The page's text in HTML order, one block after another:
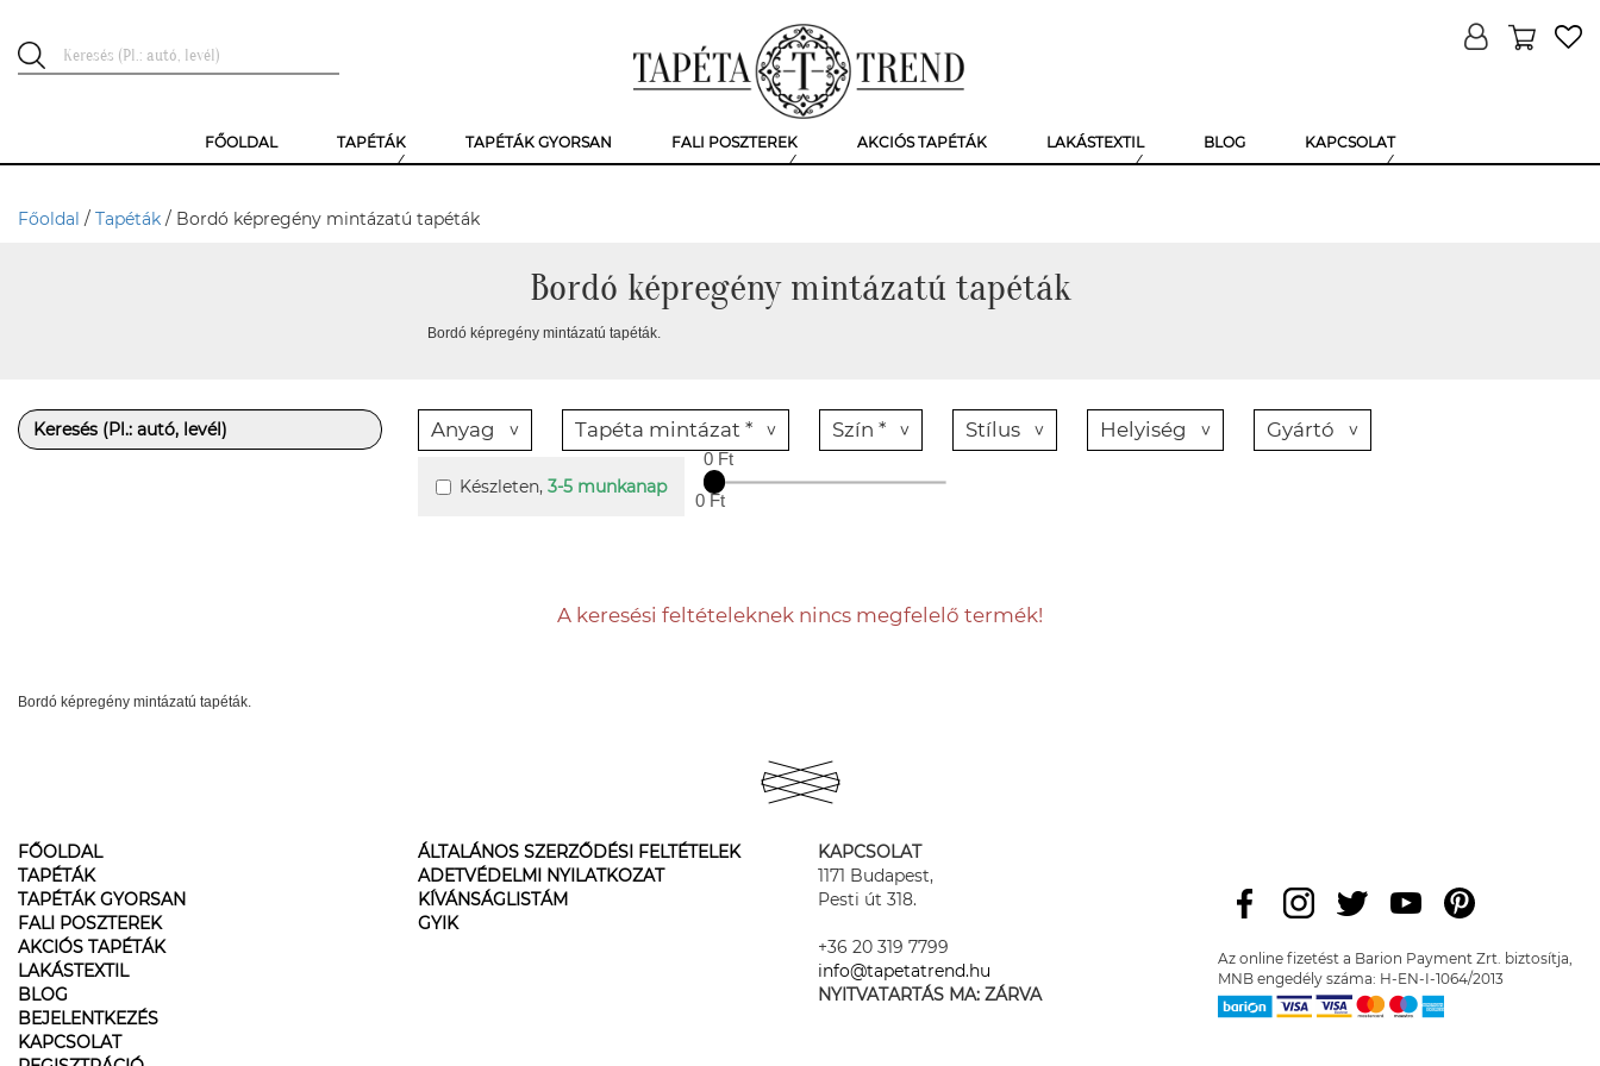
FŐOLDAL TAPÉTÁK TAPÉTÁK GYORSAN FALI POSZTEREK AKCIÓS TAPÉTÁK LAKÁSTEXTIL BLOG KAPCSOLAT
Főoldal / Tapéták / Bordó képregény mintázatú tapéták
Bordó képregény mintázatú tapéták
Bordó képregény mintázatú tapéták.
Anyag Tapéta mintázat * Szín * Stílus Helyiség Gyártó
Készleten, 3-5 munkanap
0 Ft
0 Ft
A keresési feltételeknek nincs megfelelő termék!
Bordó képregény mintázatú tapéták.
FŐOLDAL
TAPÉTÁK
TAPÉTÁK GYORSAN
FALI POSZTEREK
AKCIÓS TAPÉTÁK
LAKÁSTEXTIL
BLOG
BEJELENTKEZÉS
KAPCSOLAT
ÁLTALÁNOS SZERZŐDÉSI FELTÉTELEK
ADETVÉDELMI NYILATKOZAT
KÍVÁNSÁGLISTÁM
GYIK
KAPCSOLAT
1171 Budapest,
Pesti út 318.
+36 20 319 7799
info@tapetatrend.hu
NYITVATARTÁS MA: ZÁRVA
Az online fizetést a Barion Payment Zrt. biztosítja,
MNB engedély száma: H-EN-I-1064/2013